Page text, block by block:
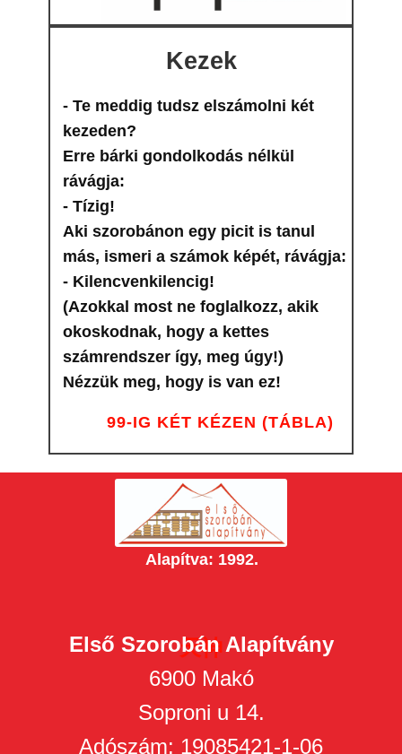
Kezek
- Te meddig tudsz elszámolni két
kezeden?
Erre bárki gondolkodás nélkül
rávágja:
- Tízig!
Aki szorobánon egy picit is tanul
más, ismeri a számok képét, rávágja:
- Kilencvenkilencig!
(Azokkal most ne foglalkozz, akik
okoskodnak, hogy a kettes
számrendszer így, meg úgy!)
Nézzük meg, hogy is van ez!
99-IG KÉT KÉZEN (TÁBLA)
Alapítva: 1992.
天神
Első Szorobán Alapítvány
6900 Makó
Soproni u 14.
Adószám: 19085421-1-06